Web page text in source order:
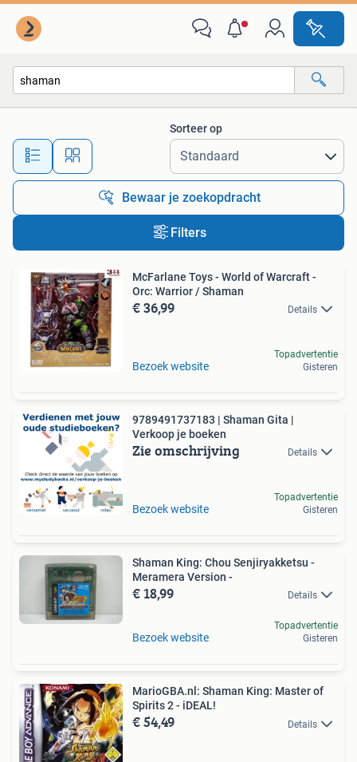
Alle afstanden…
Sorteer op
Bewaar je zoekopdracht
Filters
McFarlane Toys - World of Warcraft -
Orc: Warrior / Shaman
€ 36,99 Details
Bezoek website
Topadvertentie
Gisteren
9789491737183 | Shaman Gita |
Verkoop je boeken
Zie omschrijving Details
Bezoek website
Topadvertentie
Gisteren
Shaman King: Chou Senjiryakketsu -
Meramera Version -
€ 18,99 Details
Bezoek website
Topadvertentie
Gisteren
MarioGBA.nl: Shaman King: Master of
Spirits 2 - iDEAL!
€ 54,49 Details